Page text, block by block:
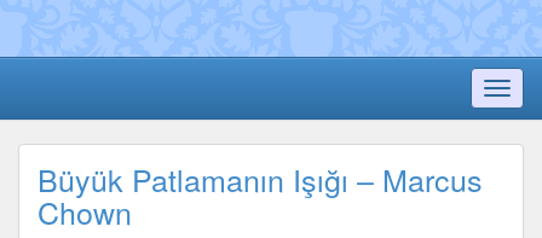
Büyük Patlamanın Işığı – Marcus
Chown